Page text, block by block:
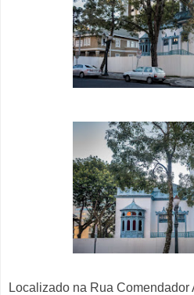
Localizado na Rua